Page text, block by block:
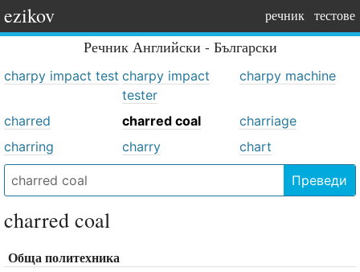
ezikov речник тестове
Речник Английски - Български
charpy impact test charpy impact
tester
charpy machine
charred charred coal
charriage
charring
charry chart
Преведи
charred coal
Обща политехника